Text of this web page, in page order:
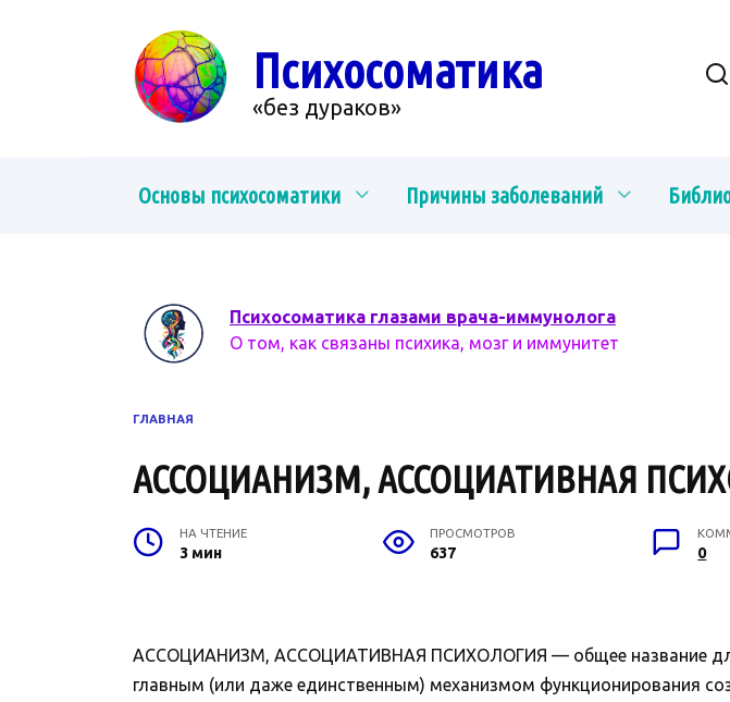
Психосоматика
«без дураков»
Основы психосоматики Причины заболеваний
Психосоматика глазами врача-иммунолога
О том, как связаны психика, мозг и иммунитет
ГЛАВНАЯ
АССОЦИАНИЗМ, АССОЦИАТИВНАЯ
НА ЧТЕНИЕ
3 мин
ПРОСМОТРОВ
637 0
АССОЦИАНИЗМ, АССОЦИАТИВНАЯ ПСИХОЛОГИЯ — общее название для
главным (или даже единственным) механизмом функционирования